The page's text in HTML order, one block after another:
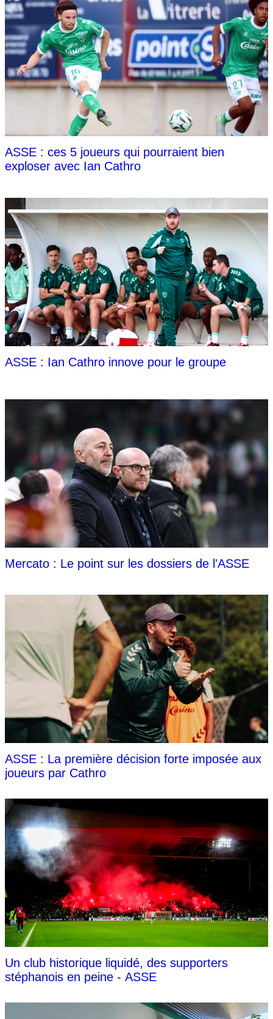
ASSE : ces 5 joueurs qui pourraient bien
exploser avec Ian Cathro
ASSE : Ian Cathro innove pour le groupe
Mercato : Le point sur les dossiers de l'ASSE
ASSE : La première décision forte imposée aux
joueurs par Cathro
Un club historique liquidé, des supporters
stéphanois en peine - ASSE